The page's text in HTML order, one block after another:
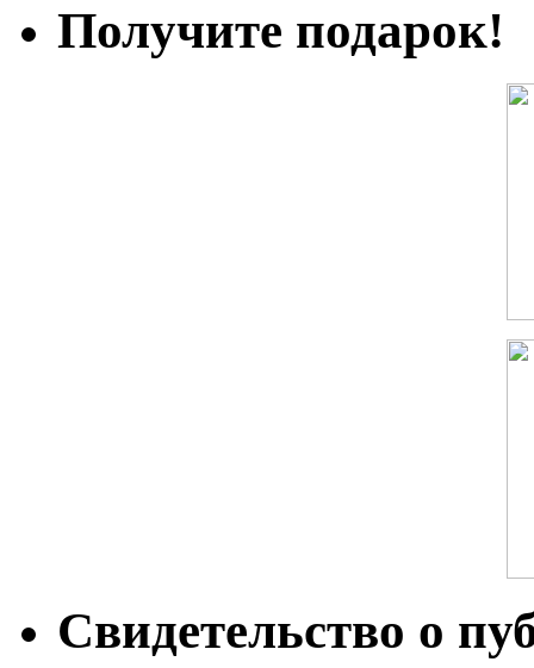
Получите подарок!
Свидетельство о